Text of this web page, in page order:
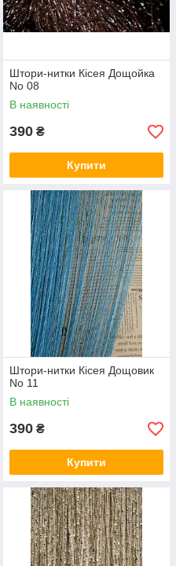
Штори-нитки Кісея Дощойка
No 08
В наявності
390 ₴
Купити
Штори-нитки Кісея Дощовик
No 11
В наявності
390 ₴
Купити